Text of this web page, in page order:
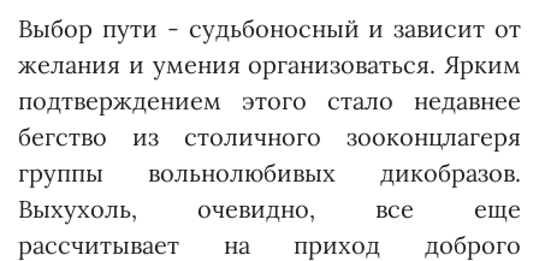
Выбор пути - судьбоносный и зависит от
желания и умения организоваться. Ярким
подтверждением этого стало недавнее
бегство из столичного зооконцлагеря
группы вольнолюбивых дикобразов.
Выхухоль, очевидно, все еще
рассчитывает на приход доброго